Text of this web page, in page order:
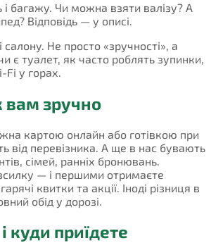
і багажу. Чи можна взяти валізу? А
Відповідь — у описі.
Не просто «зручності», а
є туалет, як часто роблять зупинки,
у горах.
вам зручно
картою онлайн або готівкою при
від перевізника. А ще в нас бувають
сімей, ранніх бронювань.
— і першими отримаєте
квитки та акції. Іноді різниця в
обід у дорозі.
і куди приїдете